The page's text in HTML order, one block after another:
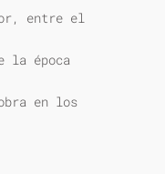
entre el
la época
en los